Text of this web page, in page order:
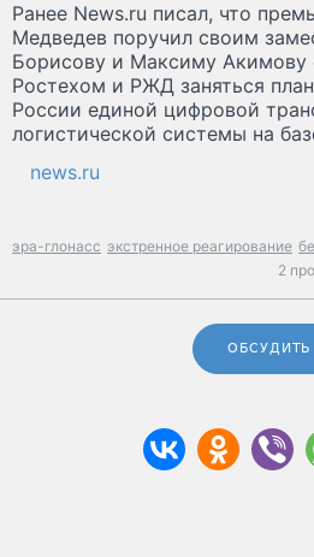
Ранее News.ru писал, что
Медведев поручил своим
Борисову и Максиму Акимову
Ростехом и РЖД заняться
России единой цифровой
логистической системы на
news.ru
эра-глонасс экстренное реагирование
2
ОБСУДИТЬ